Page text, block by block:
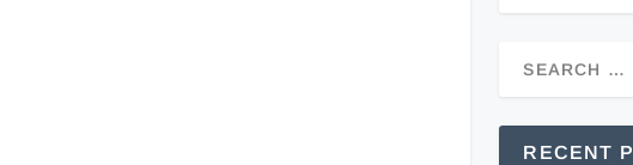
RECENT